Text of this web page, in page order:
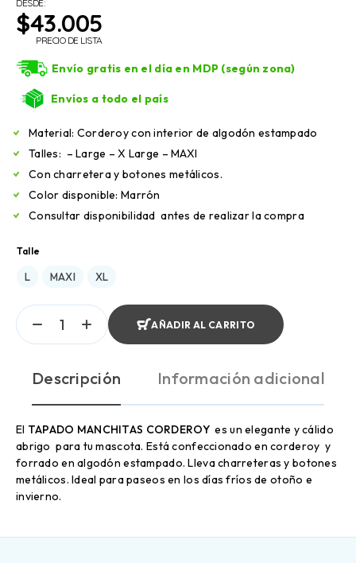
DESDE:
$43.005
PRECIO DE LISTA
Envío gratis en el día en MDP (según zona)
Envíos a todo el país
Material: Corderoy con interior de algodón estampado
Talles: – Large – X Large – MAXI
Con charretera y botones metálicos.
Color disponible: Marrón
Consultar disponibilidad antes de realizar la compra
Talle
L MAXI XL
AÑADIR AL CARRITO
Descripción Información adicional
El TAPADO MANCHITAS CORDEROYes un elegante y cálido
abrigo para tu mascota. Está confeccionado en corderoy y
forrado en algodón estampado. Lleva charreteras y botones
metálicos. Ideal para paseos en los días fríos de otoño e
invierno.